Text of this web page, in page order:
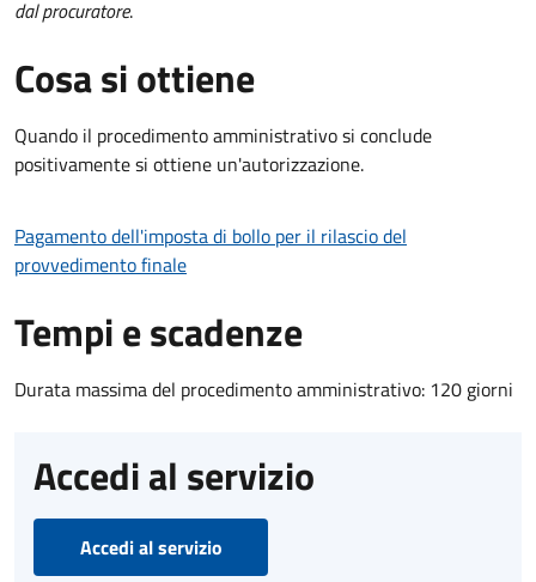
dal procuratore.
Cosa si ottiene
Quando il procedimento amministrativo si conclude
positivamente si ottiene un'autorizzazione.
Pagamento dell'imposta di bollo per il rilascio del
provvedimento finale
Tempi e scadenze
Durata massima del procedimento amministrativo: 120 giorni
Accedi al servizio
Accedi al servizio